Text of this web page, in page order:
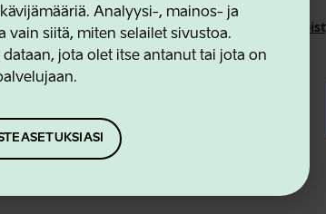
Analyysi-, mainos- ja
siitä, miten selailet sivustoa.
jota olet itse antanut tai jota on
and Innovation AgencyYhteystiedot